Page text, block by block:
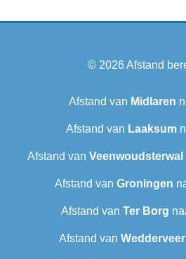
© 2026Afstand
Afstand van Midlaren
Afstand van Laaksum
Afstand van Veenwoudsterwal
Afstand van Groningen
Afstand van Ter Borg
Afstand van Wedderveer